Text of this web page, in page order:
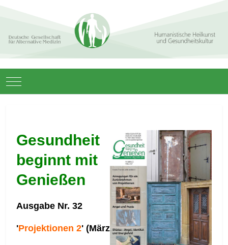
Mobile Menu Toggle
Gesundheit
beginnt mit
Genießen
Ausgabe Nr. 32
'Projektionen 2' (März